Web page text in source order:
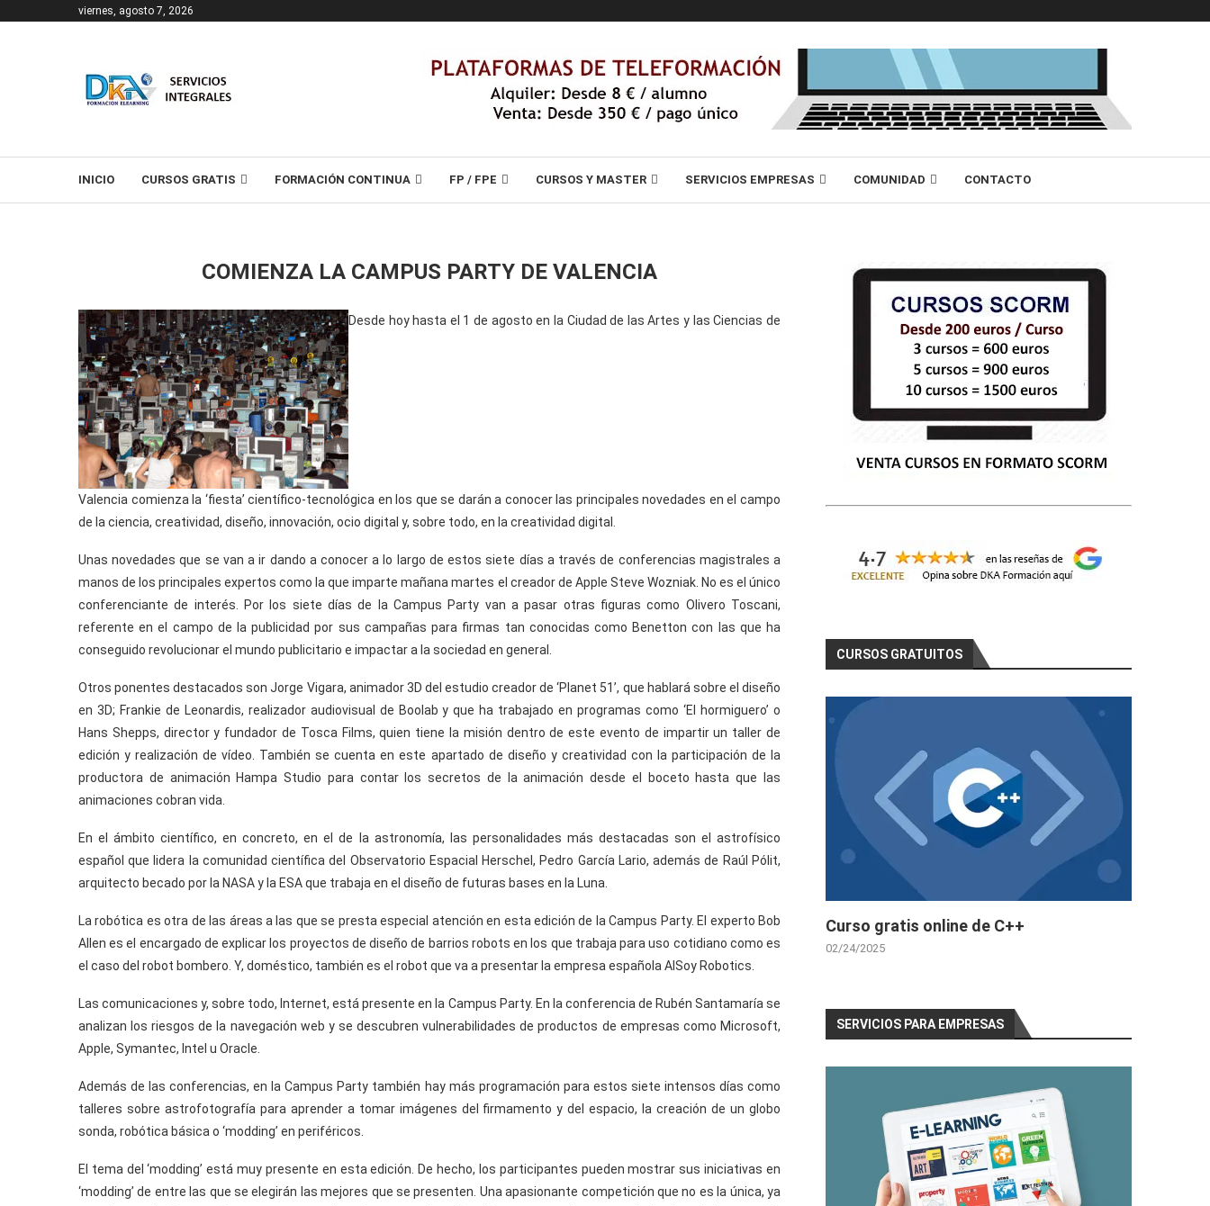
viernes, agosto 7, 2026
INICIO CURSOS GRATIS FORMACIÓN CONTINUA FP / FPE CURSOS Y MASTER SERVICIOS EMPRESAS COMUNIDAD CONTACTO
COMIENZA LA CAMPUS PARTY DE VALENCIA
Desde hoy hasta el 1 de agosto en la Ciudad de las Artes y las Ciencias de
Valencia comienza la ‘fiesta’ científico-tecnológica en los que se darán a conocer las principales novedades en el campo
de la ciencia, creatividad, diseño, innovación, ocio digital y, sobre todo, en la creatividad digital.
Unas novedades que se van a ir dando a conocer a lo largo de estos siete días a través de conferencias magistrales a
manos de los principales expertos como la que imparte mañana martes el creador de Apple Steve Wozniak. No es el único
conferenciante de interés. Por los siete días de la Campus Party van a pasar otras figuras como Olivero Toscani,
referente en el campo de la publicidad por sus campañas para firmas tan conocidas como Benetton con las que ha
conseguido revolucionar el mundo publicitario e impactar a la sociedad en general.
Otros ponentes destacados son Jorge Vigara, animador 3D del estudio creador de ‘Planet 51’, que hablará sobre el diseño
en 3D; Frankie de Leonardis, realizador audiovisual de Boolab y que ha trabajado en programas como ‘El hormiguero’ o
Hans Shepps, director y fundador de Tosca Films, quien tiene la misión dentro de este evento de impartir un taller de
edición y realización de vídeo. También se cuenta en este apartado de diseño y creatividad con la participación de la
productora de animación Hampa Studio para contar los secretos de la animación desde el boceto hasta que las
animaciones cobran vida.
En el ámbito científico, en concreto, en el de la astronomía, las personalidades más destacadas son el astrofísico
español que lidera la comunidad científica del Observatorio Espacial Herschel, Pedro García Lario, además de Raúl Pólit,
arquitecto becado por la NASA y la ESA que trabaja en el diseño de futuras bases en la Luna.
La robótica es otra de las áreas a las que se presta especial atención en esta edición de la Campus Party. El experto Bob
Allen es el encargado de explicar los proyectos de diseño de barrios robots en los que trabaja para uso cotidiano como es
el caso del robot bombero. Y, doméstico, también es el robot que va a presentar la empresa española AlSoy Robotics.
Las comunicaciones y, sobre todo, Internet, está presente en la Campus Party. En la conferencia de Rubén Santamaría se
analizan los riesgos de la navegación web y se descubren vulnerabilidades de productos de empresas como Microsoft,
Apple, Symantec, Intel u Oracle.
Además de las conferencias, en la Campus Party también hay más programación para estos siete intensos días como
talleres sobre astrofotografía para aprender a tomar imágenes del firmamento y del espacio, la creación de un globo
sonda, robótica básica o ‘modding’ en periféricos.
El tema del ‘modding’ está muy presente en esta edición. De hecho, los participantes pueden mostrar sus iniciativas en
‘modding’ de entre las que se elegirán las mejores que se presenten. Una apasionante competición que no es la única, ya
CURSOS GRATUITOS
Curso gratis online de C++
02/24/2025
SERVICIOS PARA EMPRESAS